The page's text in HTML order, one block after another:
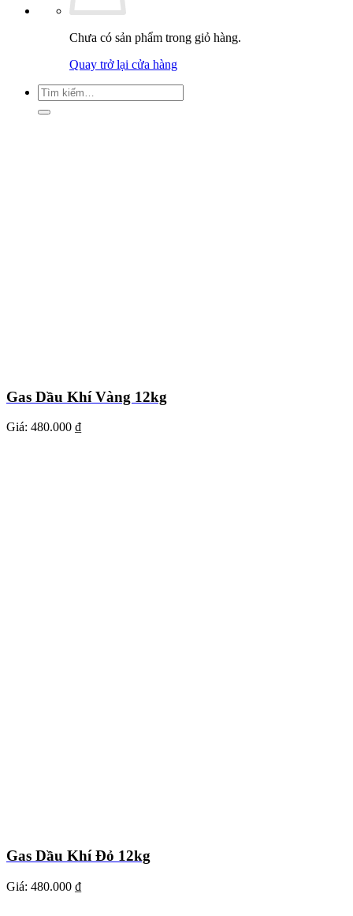
Chưa có sản phẩm trong giỏ hàng.
Quay trở lại cửa hàng
Tìm
kiếm:
Gas Dầu Khí Vàng 12kg
Giá: 480.000 ₫
Gas Dầu Khí Đỏ 12kg
Giá: 480.000 ₫